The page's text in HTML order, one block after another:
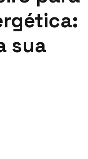
sua